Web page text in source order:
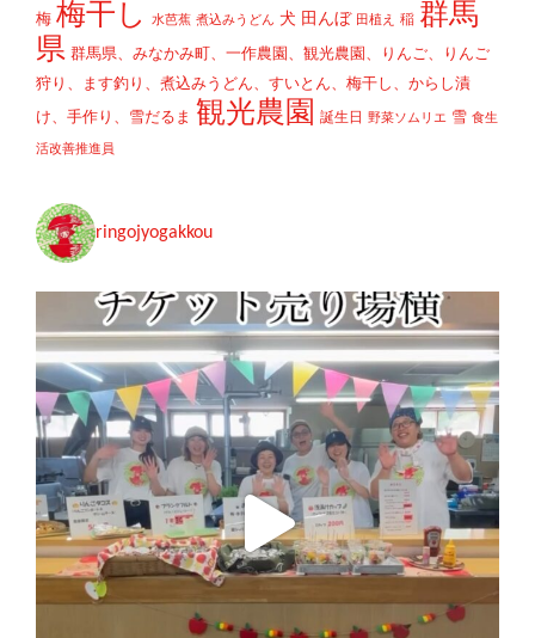
梅 梅干し 水芭蕉 煮込みうどん 犬 田んぼ 田植え 稲 群馬
県 群馬県、みなかみ町、一作農園、観光農園、りんご、りんご
狩り、ます釣り、煮込みうどん、すいとん、梅干し、からし漬
け、手作り、雪だるま 観光農園 誕生日 野菜ソムリエ 雪 食生
活改善推進員
ringojyogakkou